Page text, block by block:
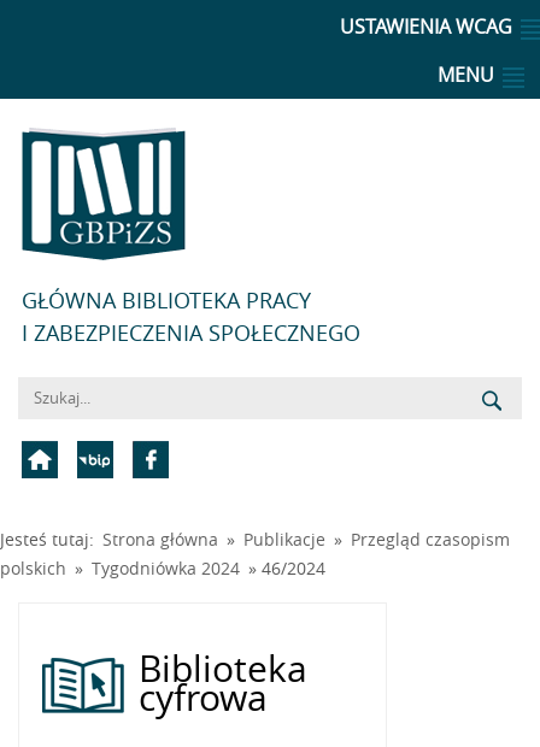
USTAWIENIA WCAG
MENU
GŁÓWNA BIBLIOTEKA PRACY
I ZABEZPIECZENIA SPOŁECZNEGO
Biblioteka
cyfrowa
Jesteś tutaj: Strona główna » Publikacje » Przegląd czasopism
polskich » Tygodniówka 2024 » 46/2024